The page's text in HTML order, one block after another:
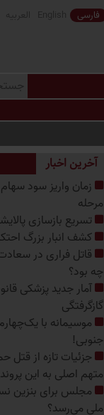
فارسی
آخرین اخبار
مرحله
تسریع بازسازی
کشف انبار بزرگ
قاتل فراری در
چه بود؟
آمار جدید پزشکی
گازگرفتگی
موسیمانه با
جنوبی!
جزئیات تازه از قتل
متهم اصلی به این
مجلس برای بنزین
ملی می‌رسد؟